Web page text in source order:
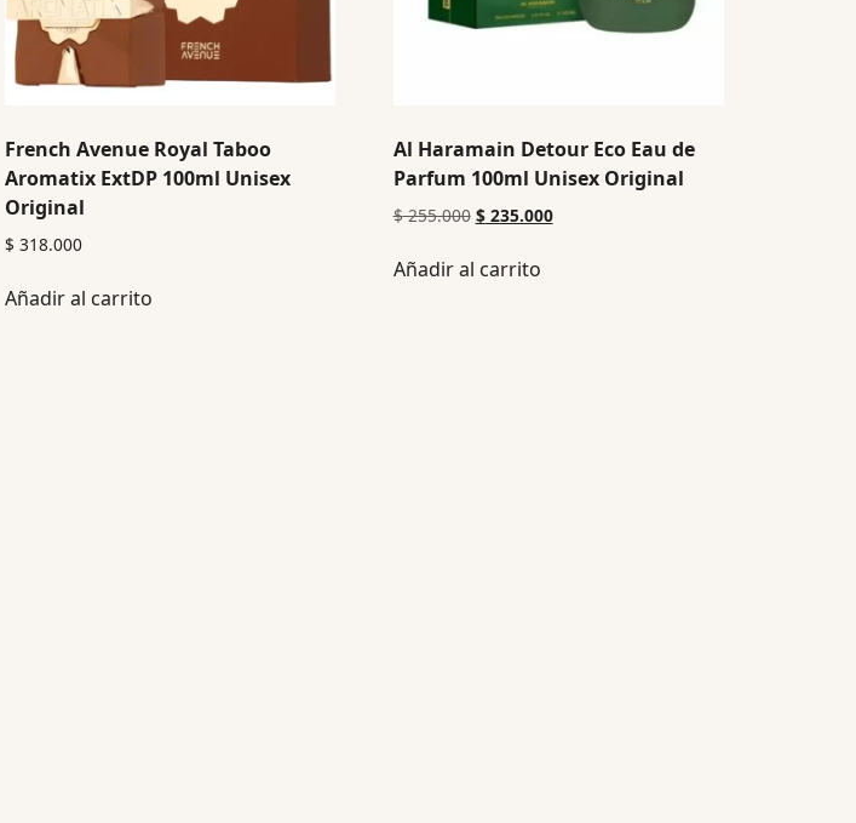
French Avenue Royal Taboo
Aromatix ExtDP 100ml Unisex
Original
$ 318.000
Añadir al carrito
Al Haramain Detour Eco Eau de
Parfum 100ml Unisex Original
$255.000 $235.000
Añadir al carrito